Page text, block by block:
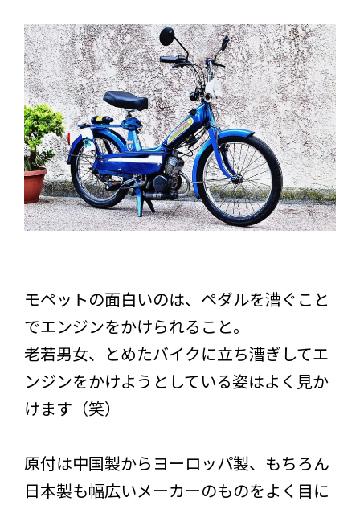
モペットの面白いのは、ペダルを漕ぐこと
でエンジンをかけられること。
老若男女、とめたバイクに立ち漕ぎしてエ
ンジンをかけようとしている姿はよく見か
けます（笑）
原付は中国製からヨーロッパ製、もちろん
日本製も幅広いメーカーのものをよく目に